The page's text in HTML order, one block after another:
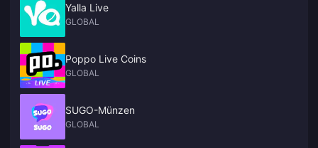
Yalla Live
GLOBAL
Poppo Live Coins
GLOBAL
SUGO-Münzen
GLOBAL